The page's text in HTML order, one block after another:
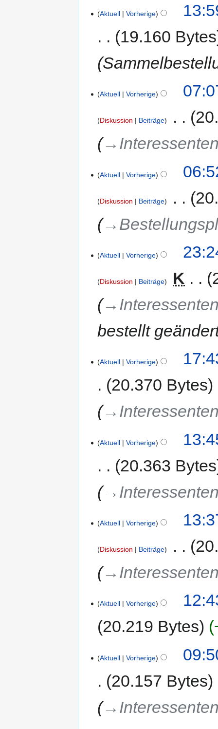
Aktuell Vorherige
19.160 Bytes
Aktuell Vorherige
Diskussion Beiträge
Aktuell Vorherige
Diskussion Beiträge
Aktuell Vorherige
Diskussion Beiträge K
bestellt
Aktuell Vorherige
20.370 Bytes
Aktuell Vorherige
20.363 Bytes
Aktuell Vorherige
Diskussion Beiträge
Aktuell Vorherige
20.219 Bytes
Aktuell Vorherige
20.157 Bytes